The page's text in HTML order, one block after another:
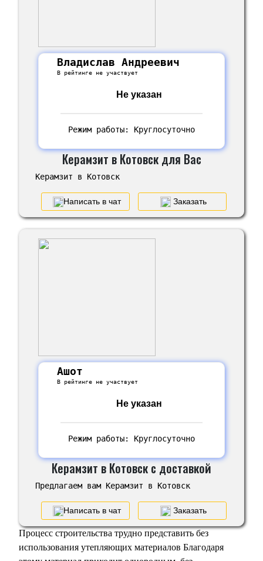
Владислав Андреевич
В рейтинге не участвует
Не указан
Режим работы: Круглосуточно
Керамзит в Котовск для Вас
Керамзит в Котовск
Написать в чат Заказать
Ашот
В рейтинге не участвует
Не указан
Режим работы: Круглосуточно
Керамзит в Котовск с доставкой
Предлагаем вам Керамзит в Котовск
Написать в чат Заказать
Процесс строительства трудно представить без
использования утепляющих материалов Благодаря